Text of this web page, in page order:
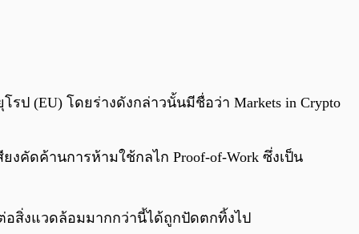
0:00 0:00
รป (EU) โดยร่างดังกล่าวนั้นมีชื่อว่า Markets in Crypto
คัดค้านการห้ามใช้กลไก Proof-of-Work ซึ่งเป็น
สิ่งแวดล้อมมากกว่านี้ได้ถูกปัดตกทิ้งไป